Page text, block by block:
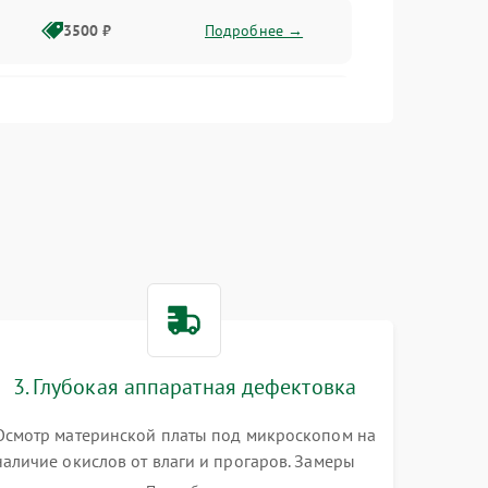
3500 ₽ Подробнее →
3000 ₽ Подробнее →
3. Глубокая аппаратная дефектовка
материнской платы под микроскопом на
окислов от влаги и прогаров. Замеры